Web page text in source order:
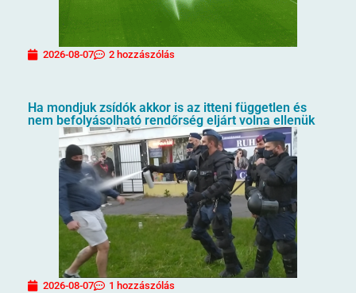
2026-08-07 2 hozzászólás
Ha mondjuk zsídók akkor is az itteni független és
nem befolyásolható rendőrség eljárt volna ellenük
2026-08-07 1 hozzászólás